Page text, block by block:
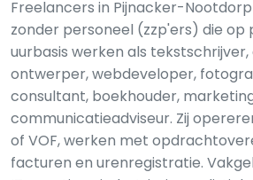
Freelancers in Pijnacker-
zonder personeel (zzp'ers) die op
uurbasis werken als
ontwerper, webdeveloper,
consultant, boekhouder,
communicatieadviseur. Zij
of VOF, werken met
facturen en urenregistratie.